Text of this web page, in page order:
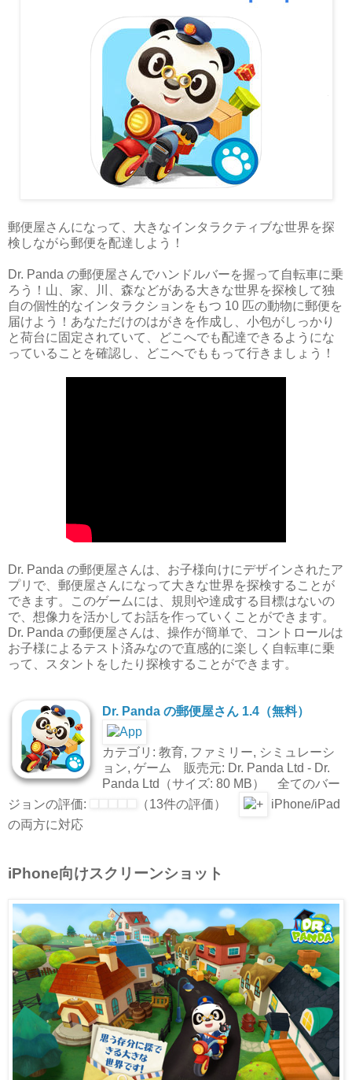
郵便屋さんになって、大きなインタラクティブな世界を探
検しながら郵便を配達しよう！
Dr. Panda の郵便屋さんでハンドルバーを握って自転車に乗
ろう！山、家、川、森などがある大きな世界を探検して独
自の個性的なインタラクションをもつ 10 匹の動物に郵便を
届けよう！あなただけのはがきを作成し、小包がしっかり
と荷台に固定されていて、どこへでも配達できるようにな
っていることを確認し、どこへでももって行きましょう！
Dr. Panda の郵便屋さんは、お子様向けにデザインされたア
プリで、郵便屋さんになって大きな世界を探検することが
できます。このゲームには、規則や達成する目標はないの
で、想像力を活かしてお話を作っていくことができます。
Dr. Panda の郵便屋さんは、操作が簡単で、コントロールは
お子様によるテスト済みなので直感的に楽しく自転車に乗
って、スタントをしたり探検することができます。
Dr. Panda の郵便屋さん 1.4（無料）
カテゴリ: 教育, ファミリー, シミュレーシ
ョン, ゲーム 販売元: Dr. Panda Ltd - Dr.
Panda Ltd（サイズ: 80 MB） 全てのバー
ジョンの評価:
（13件の評価）
iPhone/iPad
の両方に対応
iPhone向けスクリーンショット